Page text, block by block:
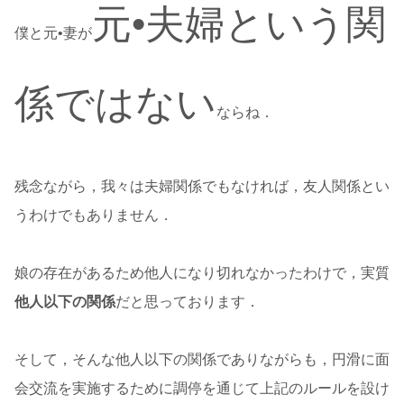
僕と元•妻が元•夫婦という関
係ではない ならね．
残念ながら，我々は夫婦関係でもなければ，友人関係とい
うわけでもありません．
娘の存在があるため他人になり切れなかったわけで，実質
他人以下の関係だと思っております．
そして，そんな他人以下の関係でありながらも，円滑に面
会交流を実施するために調停を通じて上記のルールを設け